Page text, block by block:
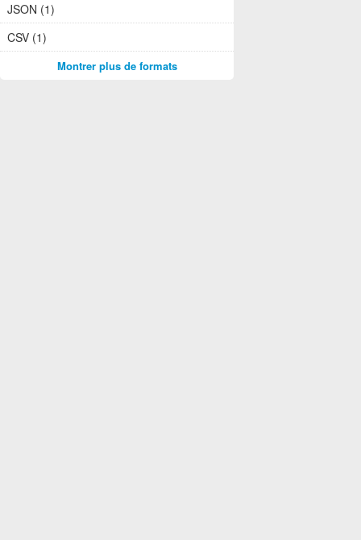
JSON (1)
CSV (1)
Montrer plus de formats